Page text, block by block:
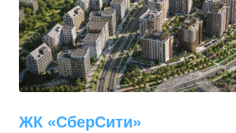
3-комн. кв.
76,45–81,28м²
4-комн. кв.
ЖК «СберСити»